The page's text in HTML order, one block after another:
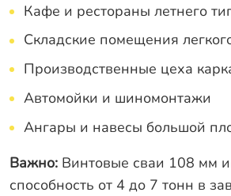
Кафе и рестораны летнего
Складские помещения
Производственные цеха
Автомойки и шиномонтажи
Ангары и навесы большой
Важно: Винтовые сваи 108 мм
способность от 4 до 7 тонн в